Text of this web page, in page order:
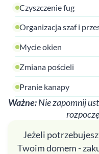
Czyszczenie fug
Organizacja szaf i
Mycie okien
Zmiana pościeli
Pranie kanapy
Ważne:Nie zapomnij
Jeżeli
Twoim domem -